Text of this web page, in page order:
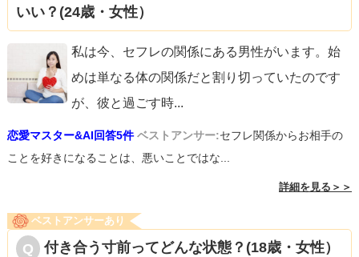
いい？(24歳・女性）
私は今、セフレの関係にある男性がいます。始
めは単なる体の関係だと割り切っていたのです
が、彼と過ごす時...
恋愛マスター&AI回答5件 ベストアンサー:セフレ関係からお相手の
ことを好きになることは、悪いことではな...
詳細を見る＞＞
ベストアンサーあり
付き合う寸前ってどんな状態？(18歳・女性）